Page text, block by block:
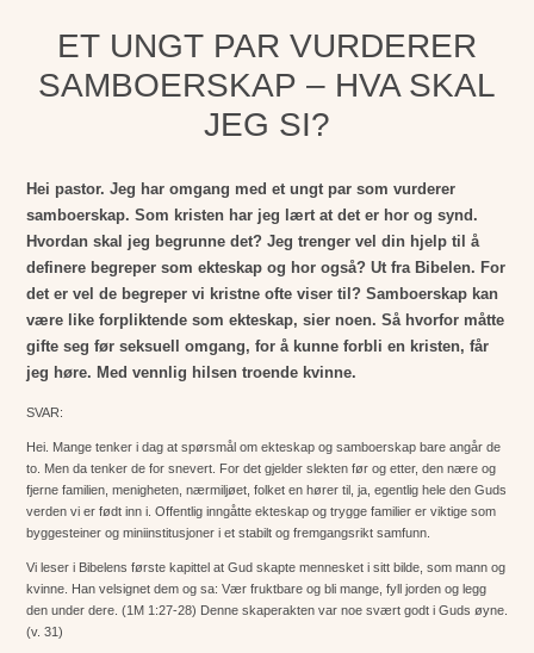
ET UNGT PAR VURDERER
SAMBOERSKAP – HVA SKAL
JEG SI?
Hei pastor. Jeg har omgang med et ungt par som vurderer
samboerskap. Som kristen har jeg lært at det er hor og synd.
Hvordan skal jeg begrunne det? Jeg trenger vel din hjelp til å
definere begreper som ekteskap og hor også? Ut fra Bibelen. For
det er vel de begreper vi kristne ofte viser til? Samboerskap kan
være like forpliktende som ekteskap, sier noen. Så hvorfor måtte
gifte seg før seksuell omgang, for å kunne forbli en kristen, får
jeg høre. Med vennlig hilsen troende kvinne.
SVAR:
Hei. Mange tenker i dag at spørsmål om ekteskap og samboerskap bare angår de
to. Men da tenker de for snevert. For det gjelder slekten før og etter, den nære og
fjerne familien, menigheten, nærmiljøet, folket en hører til, ja, egentlig hele den Guds
verden vi er født inn i. Offentlig inngåtte ekteskap og trygge familier er viktige som
byggesteiner og miniinstitusjoner i et stabilt og fremgangsrikt samfunn.
Vi leser i Bibelens første kapittel at Gud skapte mennesket i sitt bilde, som mann og
kvinne. Han velsignet dem og sa: Vær fruktbare og bli mange, fyll jorden og legg
den under dere. (1M 1:27-28) Denne skaperakten var noe svært godt i Guds øyne.
(v. 31)